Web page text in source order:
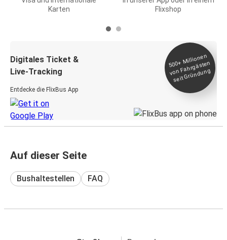
Karten
Flixshop
Digitales Ticket &
Live-Tracking
Entdecke die FlixBus App
500+
Millionen
von Fahrgästen
seit
Gründung
Auf dieser Seite
Bushaltestellen FAQ